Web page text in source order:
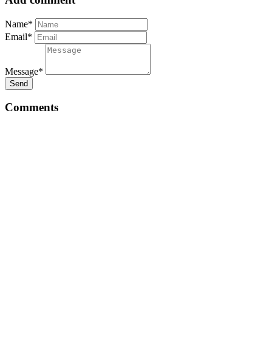
Name*
Email*
Message*
Send
Comments